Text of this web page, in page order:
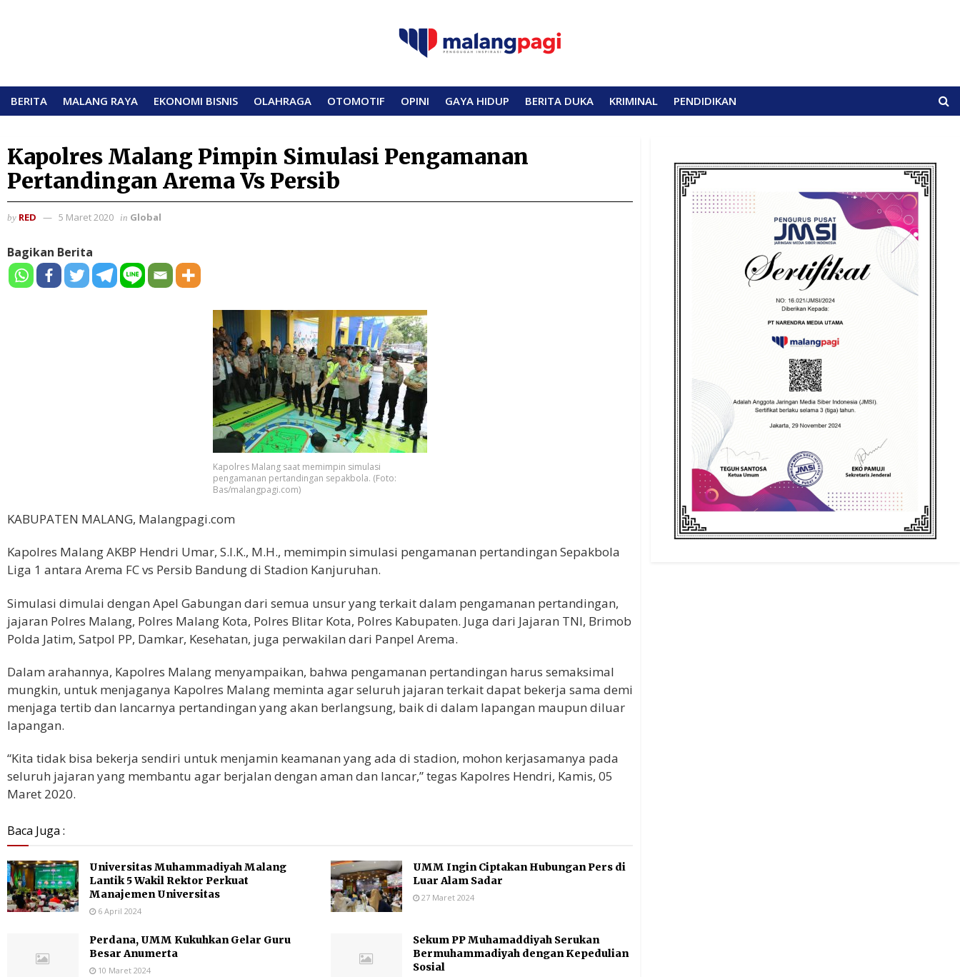
BERITA MALANG RAYA EKONOMI BISNIS OLAHRAGA OTOMOTIF OPINI GAYA HIDUP BERITA DUKA KRIMINAL PENDIDIKAN
Kapolres Malang Pimpin Simulasi Pengamanan
Pertandingan Arema Vs Persib
by RED 5 Maret 2020 in Global
Bagikan Berita
Kapolres Malang saat memimpin simulasi
pengamanan pertandingan sepakbola. (Foto:
Bas/malangpagi.com)
KABUPATEN MALANG, Malangpagi.com
Kapolres Malang AKBP Hendri Umar, S.I.K., M.H., memimpin simulasi pengamanan pertandingan Sepakbola
Liga 1 antara Arema FC vs Persib Bandung di Stadion Kanjuruhan.
Simulasi dimulai dengan Apel Gabungan dari semua unsur yang terkait dalam pengamanan pertandingan,
jajaran Polres Malang, Polres Malang Kota, Polres Blitar Kota, Polres Kabupaten. Juga dari Jajaran TNI, Brimob
Polda Jatim, Satpol PP, Damkar, Kesehatan, juga perwakilan dari Panpel Arema.
Dalam arahannya, Kapolres Malang menyampaikan, bahwa pengamanan pertandingan harus semaksimal
mungkin, untuk menjaganya Kapolres Malang meminta agar seluruh jajaran terkait dapat bekerja sama demi
menjaga tertib dan lancarnya pertandingan yang akan berlangsung, baik di dalam lapangan maupun diluar
lapangan.
“Kita tidak bisa bekerja sendiri untuk menjamin keamanan yang ada di stadion, mohon kerjasamanya pada
seluruh jajaran yang membantu agar berjalan dengan aman dan lancar,” tegas Kapolres Hendri, Kamis, 05
Maret 2020.
Baca Juga :
Universitas Muhammadiyah Malang
Lantik 5 Wakil Rektor Perkuat
Manajemen Universitas
6 April 2024
UMM Ingin Ciptakan Hubungan Pers di
Luar Alam Sadar
27 Maret 2024
Perdana, UMM Kukuhkan Gelar Guru
Besar Anumerta
10 Maret 2024
Sekum PP Muhamaddiyah Serukan
Bermuhammadiyah dengan Kepedulian
Sosial